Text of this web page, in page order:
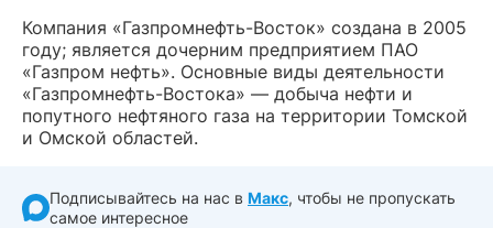
Компания «Газпромнефть-Восток» создана в 2005
году; является дочерним предприятием ПАО
«Газпром нефть». Основные виды деятельности
«Газпромнефть-Востока» — добыча нефти и
попутного нефтяного газа на территории Томской
и Омской областей.
Подписывайтесь на нас в Макс, чтобы не пропускать
самое интересное